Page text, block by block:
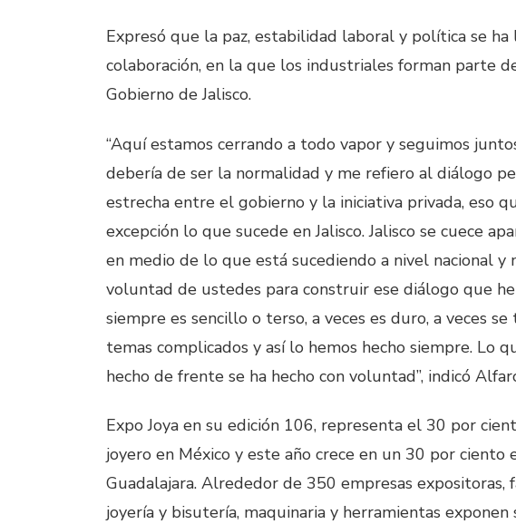
Expresó que la paz, estabilidad laboral y política se
colaboración, en la que los industriales forman parte
Gobierno de Jalisco.
“Aquí estamos cerrando a todo vapor y seguimos
debería de ser la normalidad y me refiero al diálogo
estrecha entre el gobierno y la iniciativa privada, eso
excepción lo que sucede en Jalisco. Jalisco se cuece
en medio de lo que está sucediendo a nivel nacional y
voluntad de ustedes para construir ese diálogo que
siempre es sencillo o terso, a veces es duro, a veces
temas complicados y así lo hemos hecho siempre. Lo
hecho de frente se ha hecho con voluntad”, indicó
Expo Joya en su edición 106, representa el 30 por
joyero en México y este año crece en un 30 por ciento
Guadalajara. Alrededor de 350 empresas expositoras,
joyería y bisutería, maquinaria y herramientas